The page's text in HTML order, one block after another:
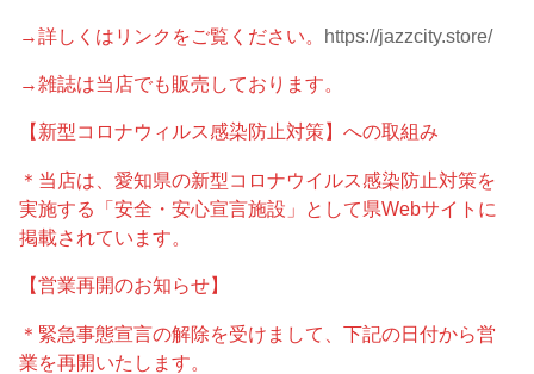
→詳しくはリンクをご覧ください。 https://jazzcity.store/
→雑誌は当店でも販売しております。
【新型コロナウィルス感染防止対策】への取組み
＊当店は、愛知県の新型コロナウイルス感染防止対策を
実施する「安全・安心宣言施設」として県Webサイトに
掲載されています。
【営業再開のお知らせ】
＊緊急事態宣言の解除を受けまして、下記の日付から営
業を再開いたします。